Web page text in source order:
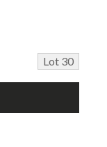
Lot 30